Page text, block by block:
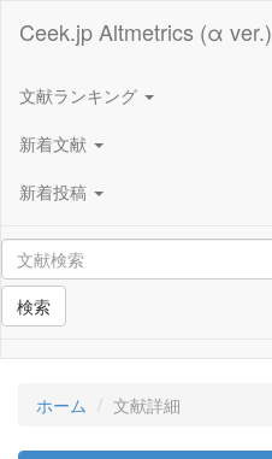
Ceek.jp Altmetrics (α ver.)
文献ランキング
新着文献
新着投稿
検索
ホーム 文献詳細